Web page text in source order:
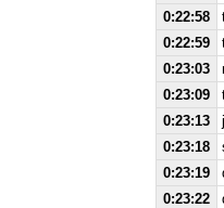
0:22:58
0:22:59
0:23:03
0:23:09
0:23:13
0:23:18
0:23:19
0:23:22